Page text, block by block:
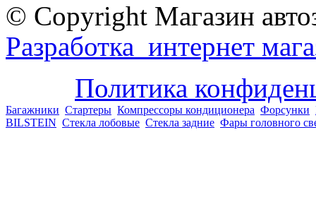
© Copyright Магазин
Разработка интернет
Политика
Багажники Стартеры Компрессоры кондиционера Форсунки
BILSTEIN Стекла лобовые Стекла задние Фары головного